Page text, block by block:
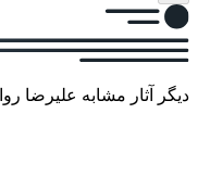
دیگر آثار مشابه علیرضا